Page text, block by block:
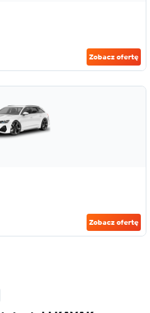
Zobacz ofertę
Zobacz ofertę